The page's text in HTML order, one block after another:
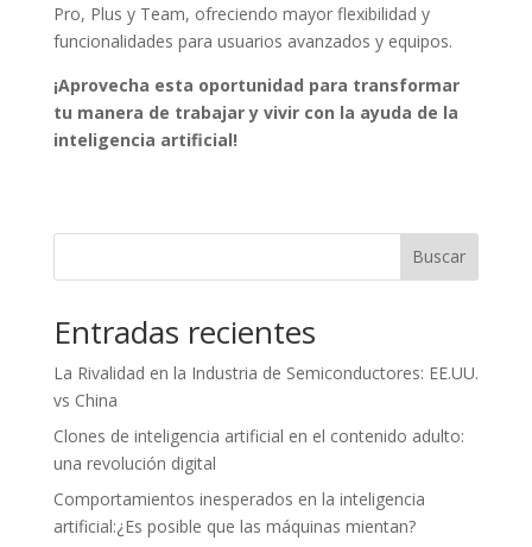
Pro, Plus y Team, ofreciendo mayor flexibilidad y
funcionalidades para usuarios avanzados y equipos.
¡Aprovecha esta oportunidad para transformar
tu manera de trabajar y vivir con la ayuda de la
inteligencia artificial!
Buscar
Entradas recientes
La Rivalidad en la Industria de Semiconductores: EE.UU.
vs China
Clones de inteligencia artificial en el contenido adulto:
una revolución digital
Comportamientos inesperados en la inteligencia
artificial:¿Es posible que las máquinas mientan?